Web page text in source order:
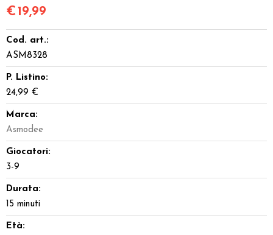
€ 19,99
Cod. art.:
ASM8328
P. Listino:
24,99 €
Marca:
Asmodee
Giocatori:
3-9
Durata:
15 minuti
Età: